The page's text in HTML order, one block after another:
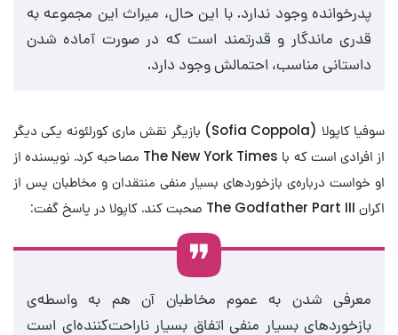
پدرخوانده وجود ندارد. با این حال، میراث این مجموعه به
قدری ماندگار و قدرتمند است که در صورت آماده شدن
داستانی مناسب، احتمالش وجود دارد.
سوفیا کاپولا (Sofia Coppola) بازیگر نقش ماری کورلئونه یکی دیگر
از افرادی است که با The New York Times مصاحبه کرد. نویسنده از
او خواست درباره‌ی بازخوردهای بسیار منفی منتقدان و مخاطبان پس از
اکران The Godfather Part III صحبت کند. کاپولا در پاسخ گفت:
معرفی شدن به عموم مخاطبان آن هم به واسطه‌ی
بازخوردهای بسیار منفی اتفاق بسیار ناراحت‌کننده‌ای است